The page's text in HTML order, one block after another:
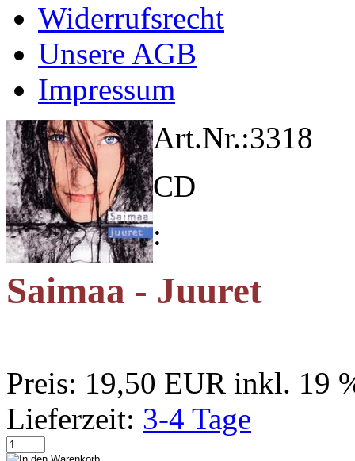
Widerrufsrecht
Unsere AGB
Impressum
Art.Nr.:3318
CD
:
Saimaa - Juuret
Preis: 19,50 EUR inkl. 19
Lieferzeit: 3-4 Tage